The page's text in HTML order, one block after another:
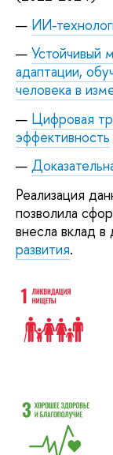
ИИ-
Устойчивый
адаптации,
человека в
Цифровая
эффективность
Реализация
позволила
внесла вклад
развития.